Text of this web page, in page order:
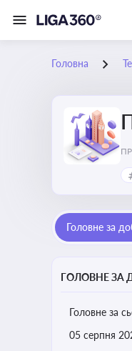
Головна
Головне за
ГОЛОВНЕ ЗА
Головне за
05 серпня